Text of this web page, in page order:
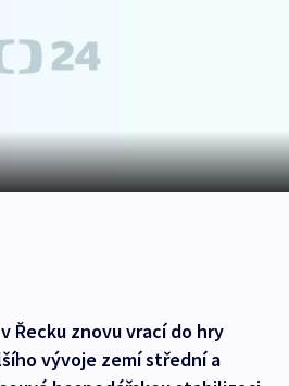
Řecku znovu vrací do hry
vývoje zemí střední a